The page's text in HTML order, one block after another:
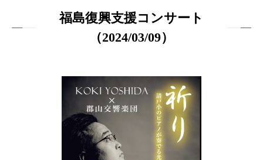
福島復興支援コンサート
（2024/03/09）